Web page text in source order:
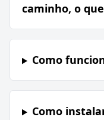
caminho, o
Como
Como